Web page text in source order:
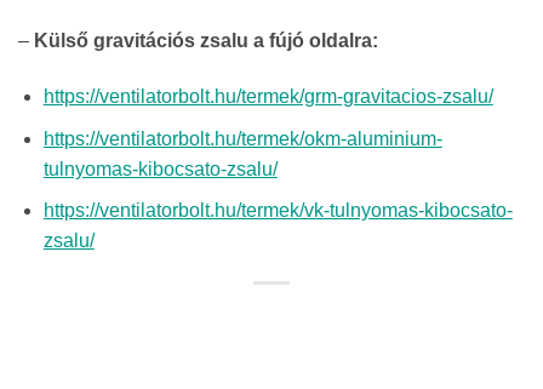
– Külső gravitációs zsalu a fújó oldalra:
https://ventilatorbolt.hu/termek/grm-gravitacios-zsalu/
https://ventilatorbolt.hu/termek/okm-aluminium-
tulnyomas-kibocsato-zsalu/
https://ventilatorbolt.hu/termek/vk-tulnyomas-kibocsato-
zsalu/